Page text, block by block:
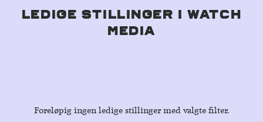
Ledige stillinger i Watch
Media
Foreløpig ingen ledige stillinger med valgte filter.